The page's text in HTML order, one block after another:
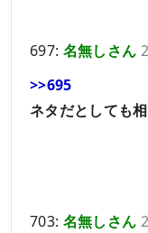
697: 名無しさん
>>695
ネタだとしても
703: 名無しさん